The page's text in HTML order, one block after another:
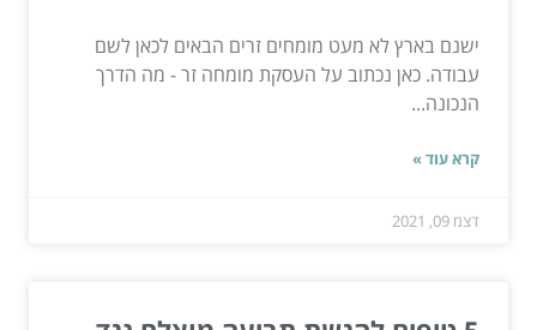
ישנם בארץ לא מעט מומחים זרים הבאים לכאן לשם
עבודה. כאן נכתוב על העסקת מומחה זר - מה הדרך
הנכונה...
קרא עוד »
דצמ 09, 2021